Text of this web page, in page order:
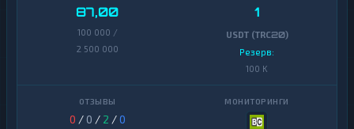
87,00
100 000 /
2 500 000
1
USDT (TRC20)
Резерв:
100 K
0 / 0 / 2 /0